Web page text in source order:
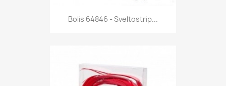
Anteprima
Bolis 64846 - Sveltostrip...